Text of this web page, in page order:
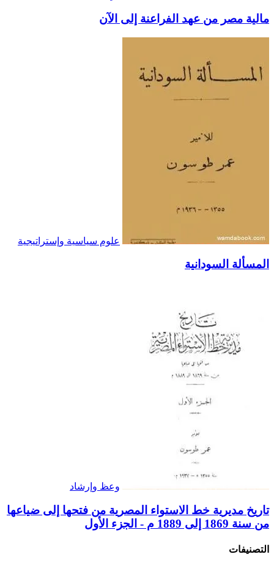
مالية مصر من عهد الفراعنة إلى الآن
علوم سياسية وإستراتيجية
المسألة السودانية
وعظ وإرشاد
تاريخ مديرية خط الاستواء المصرية من فتحها إلى ضياعها
من سنة 1869 إلى 1889 م - الجزء الأول
التصنيفات